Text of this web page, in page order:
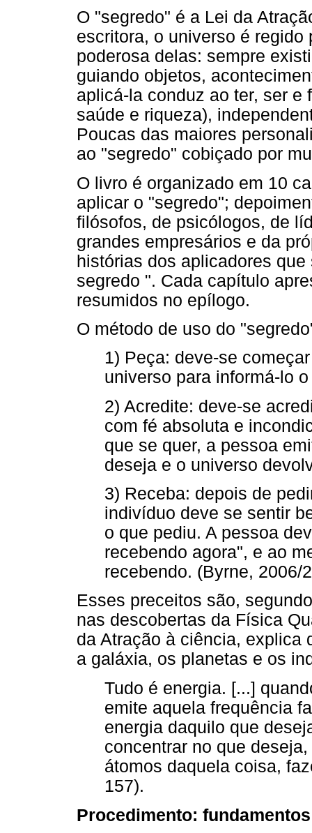
O "segredo" é a Lei da
escritora, o universo é
poderosa delas: sempre
guiando objetos,
aplicá-la conduz ao ter, ser e
saúde e riqueza),
Poucas das maiores
ao "segredo" cobiçado por
O livro é organizado em 10
aplicar o "segredo";
filósofos, de psicólogos, de
grandes empresários e da
histórias dos aplicadores
segredo ". Cada capítulo
resumidos no epílogo.
O método de uso do
1) Peça: deve-se
universo para informá-lo
2) Acredite: deve-se
com fé absoluta e
que se quer, a pessoa
deseja e o universo
3) Receba: depois de
indivíduo deve se sentir
o que pediu. A pessoa
recebendo agora", e ao
recebendo. (Byrne, 2006/
Esses preceitos são,
nas descobertas da Física
da Atração à ciência, explica
a galáxia, os planetas e os
Tudo é energia. [...]
emite aquela frequência
energia daquilo que
concentrar no que
átomos daquela coisa,
157).
Procedimento: